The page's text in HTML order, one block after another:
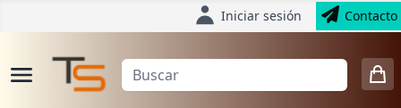
Iniciar sesión Contacto